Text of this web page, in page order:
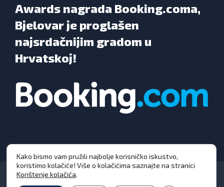
Awards nagrada Booking.coma,
Bjelovar je proglašen
najsrdačnijim gradom u
Hrvatskoj!
Kako bismo vam pružili najbolje korisničko iskustvo,
koristimo kolačiće! Više o kolačićima saznajte na stranici
Korištenje kolačića.